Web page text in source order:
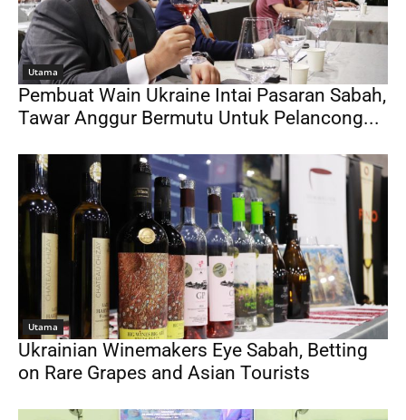
Utama
Pembuat Wain Ukraine Intai Pasaran Sabah,
Tawar Anggur Bermutu Untuk Pelancong...
Utama
Ukrainian Winemakers Eye Sabah, Betting
on Rare Grapes and Asian Tourists